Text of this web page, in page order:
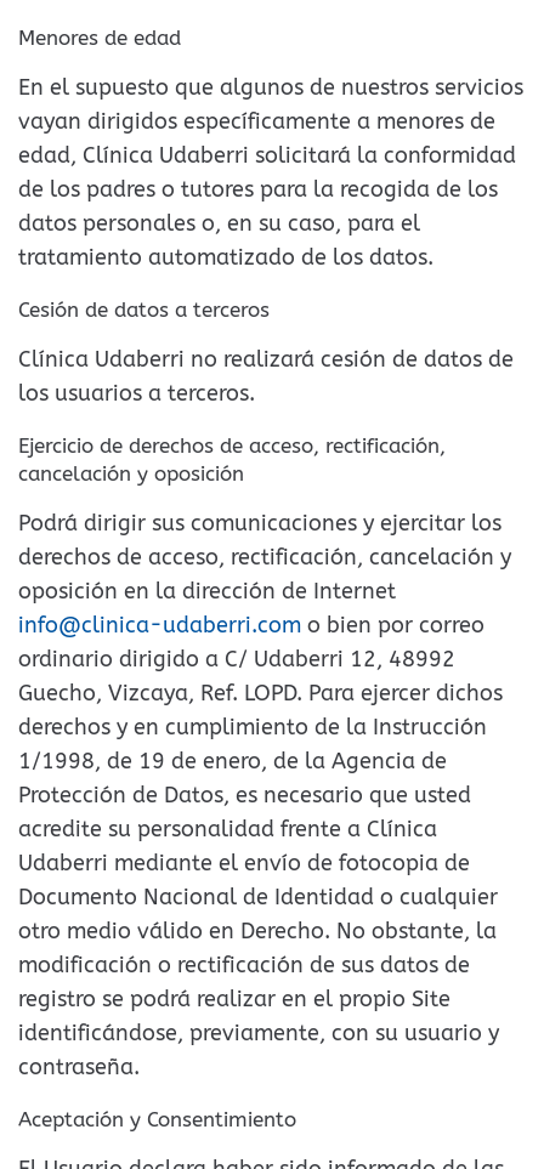
Menores de edad
En el supuesto que algunos de nuestros servicios
vayan dirigidos específicamente a menores de
edad, Clínica Udaberri solicitará la conformidad
de los padres o tutores para la recogida de los
datos personales o, en su caso, para el
tratamiento automatizado de los datos.
Cesión de datos a terceros
Clínica Udaberri no realizará cesión de datos de
los usuarios a terceros.
Ejercicio de derechos de acceso, rectificación,
cancelación y oposición
Podrá dirigir sus comunicaciones y ejercitar los
derechos de acceso, rectificación, cancelación y
oposición en la dirección de Internet
info@clinica-udaberri.com o bien por correo
ordinario dirigido a C/ Udaberri 12, 48992
Guecho, Vizcaya, Ref. LOPD. Para ejercer dichos
derechos y en cumplimiento de la Instrucción
1/1998, de 19 de enero, de la Agencia de
Protección de Datos, es necesario que usted
acredite su personalidad frente a Clínica
Udaberri mediante el envío de fotocopia de
Documento Nacional de Identidad o cualquier
otro medio válido en Derecho. No obstante, la
modificación o rectificación de sus datos de
registro se podrá realizar en el propio Site
identificándose, previamente, con su usuario y
contraseña.
Aceptación y Consentimiento